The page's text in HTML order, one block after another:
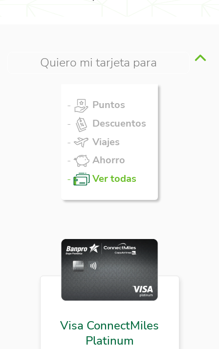
Quiero mi tarjeta para
Puntos
Descuentos
Viajes
Ahorro
Ver todas
Visa ConnectMiles
Platinum